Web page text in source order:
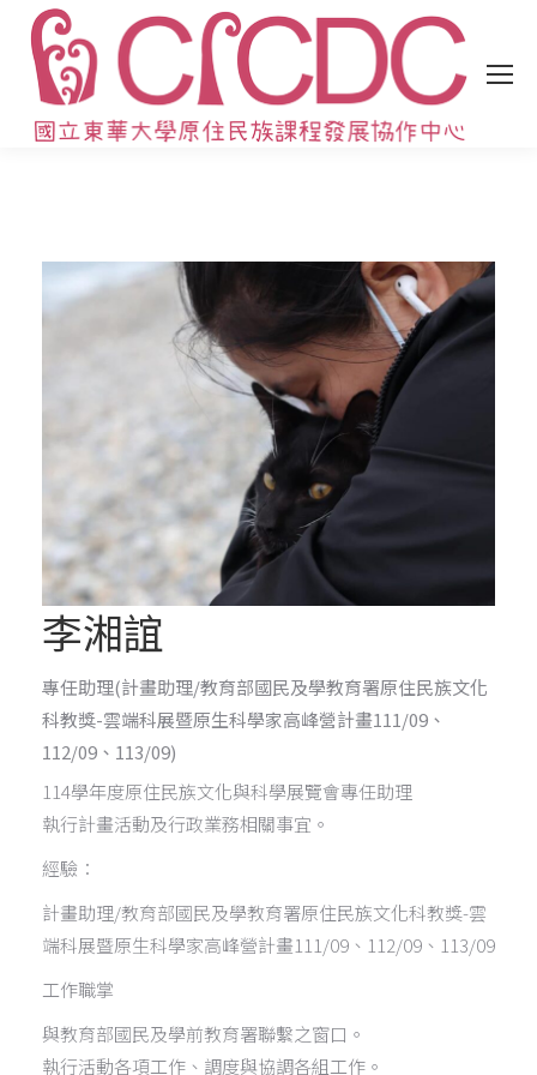
李湘誼
專任助理(計畫助理/教育部國民及學教育署原住民族文化
科教獎-雲端科展暨原生科學家高峰營計畫111/09、
112/09、113/09)
114學年度原住民族文化與科學展覽會專任助理
執行計畫活動及行政業務相關事宜。
經驗：
計畫助理/教育部國民及學教育署原住民族文化科教獎-雲
端科展暨原生科學家高峰營計畫111/09、112/09、113/09
工作職掌
與教育部國民及學前教育署聯繫之窗口。
執行活動各項工作、調度與協調各組工作。